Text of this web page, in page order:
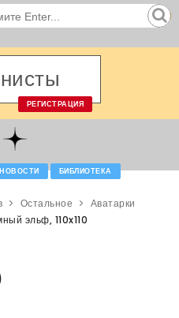
РЕГИСТРАЦИЯ
НОВОСТИ БИБЛИОТЕКА
Остальное
Аватарки
эльф, 110x110